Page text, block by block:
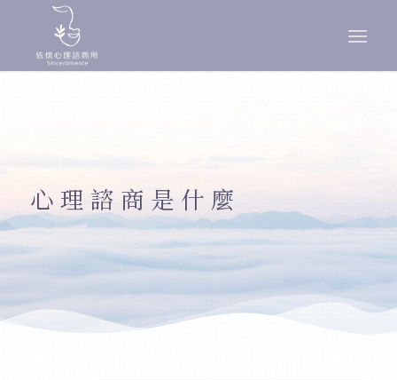
心理諮商是什麼